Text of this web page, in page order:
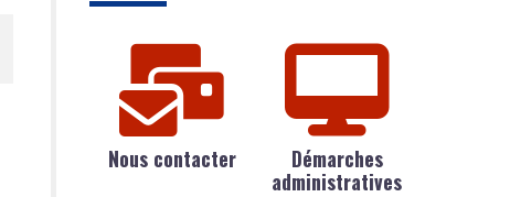
Nous contacter
Démarches
administratives